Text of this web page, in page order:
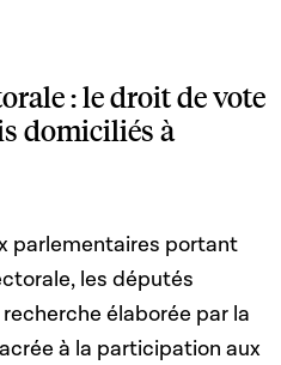
: le droit de vote
domiciliés à
parlementaires portant
les députés
élaborée par la
à la participation aux